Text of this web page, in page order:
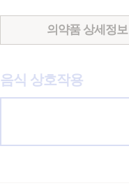
의약품 상세정보
음식 상호작용